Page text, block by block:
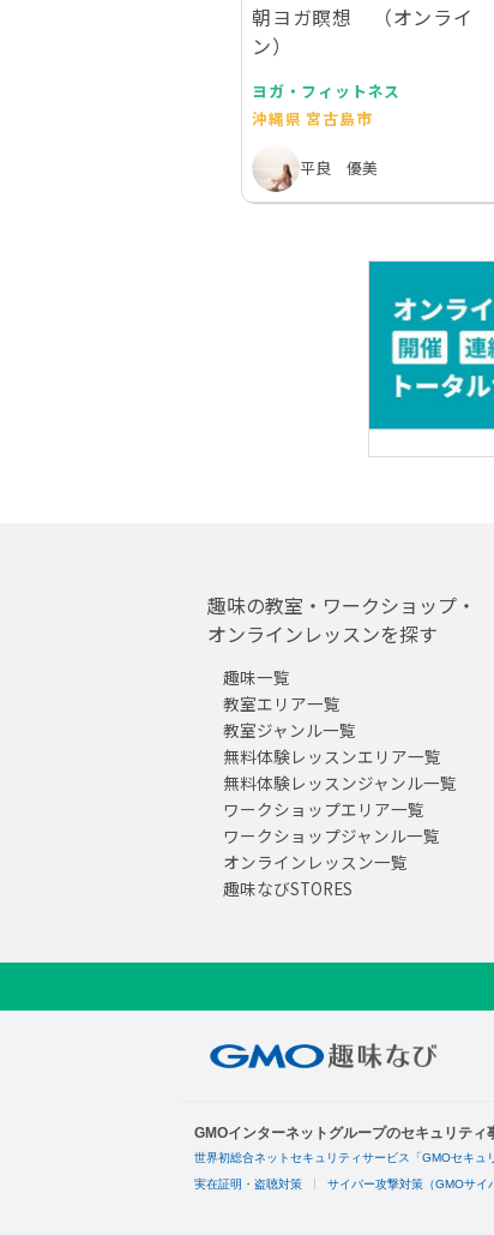
朝ヨガ瞑想 （オンライ
ン）
ヨガ・フィットネス
沖縄県 宮古島市
平良 優美
趣味の教室・ワークショップ・
オンラインレッスンを探す
趣味一覧
教室エリア一覧
教室ジャンル一覧
無料体験レッスンエリア一覧
無料体験レッスンジャンル一覧
ワークショップエリア一覧
ワークショップジャンル一覧
オンラインレッスン一覧
趣味なびSTORES